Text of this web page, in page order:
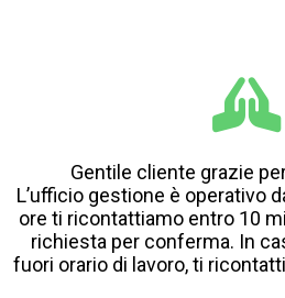
Gentile cliente grazie
L’ufficio gestione è operativo
ore ti ricontattiamo entro 10
richiesta per conferma. In
fuori orario di lavoro, ti